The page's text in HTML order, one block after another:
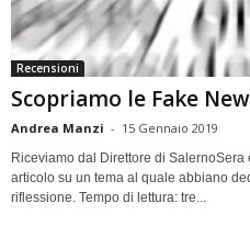
Recensioni
Scopriamo le Fake
Andrea Manzi - 15 Gennaio 2019
Riceviamo dal Direttore di
articolo su un tema al quale abbiano
riflessione. Tempo di lettura: tre...